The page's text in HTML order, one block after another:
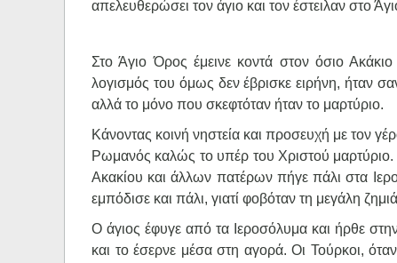
απελευθερώσει τον άγιο και τον έστειλαν στο
Στο Άγιο Όρος έμεινε κοντά στον όσιο
λογισμός του όμως δεν έβρισκε ειρήνη, ήταν
αλλά το μόνο που σκεφτόταν ήταν το μαρτύριο.
Κάνοντας κοινή νηστεία και προσευχή με τον
Ρωμανός καλώς το υπέρ του Χριστού
Ακακίου και άλλων πατέρων πήγε πάλι στα
εμπόδισε και πάλι, γιατί φοβόταν τη μεγάλη
Ο άγιος έφυγε από τα Ιεροσόλυμα και ήρθε
και το έσερνε μέσα στη αγορά. Οι Τούρκοι,